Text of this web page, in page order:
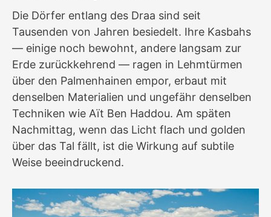
Die Dörfer entlang des Draa sind seit
Tausenden von Jahren besiedelt. Ihre Kasbahs
— einige noch bewohnt, andere langsam zur
Erde zurückkehrend — ragen in Lehm­türmen
über den Palmenhainen empor, erbaut mit
denselben Materialien und ungefähr denselben
Techniken wie Aït Ben Haddou. Am späten
Nachmittag, wenn das Licht flach und golden
über das Tal fällt, ist die Wirkung auf subtile
Weise beeindruckend.